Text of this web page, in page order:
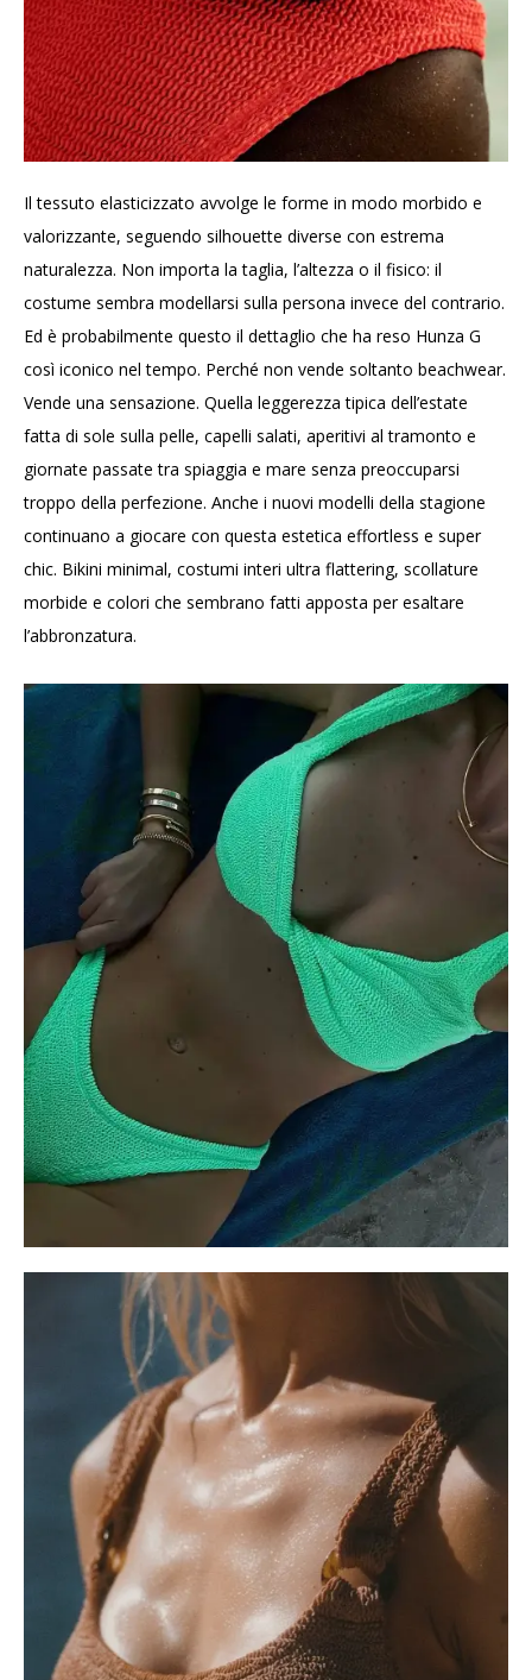
Il tessuto elasticizzato avvolge le forme in modo morbido e
valorizzante, seguendo silhouette diverse con estrema
naturalezza. Non importa la taglia, l’altezza o il fisico: il
costume sembra modellarsi sulla persona invece del contrario.
Ed è probabilmente questo il dettaglio che ha reso Hunza G
così iconico nel tempo. Perché non vende soltanto beachwear.
Vende una sensazione. Quella leggerezza tipica dell’estate
fatta di sole sulla pelle, capelli salati, aperitivi al tramonto e
giornate passate tra spiaggia e mare senza preoccuparsi
troppo della perfezione. Anche i nuovi modelli della stagione
continuano a giocare con questa estetica effortless e super
chic. Bikini minimal, costumi interi ultra flattering, scollature
morbide e colori che sembrano fatti apposta per esaltare
l’abbronzatura.